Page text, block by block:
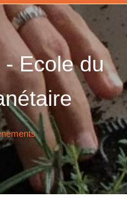
- Ecole du